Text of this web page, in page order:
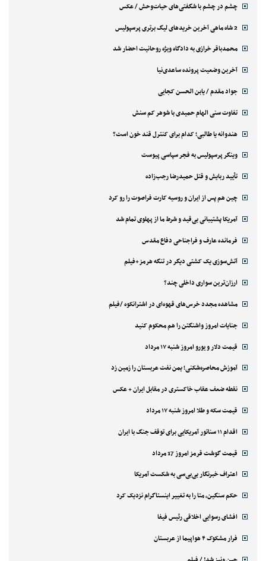
چشم در چشم با شگفتی‌های حیات‌وحش / عکس
2 شاه ماهی آخرین خریدهای لیگ برتری پرسپولیس
محمدباقر خرازی به دادگاه ویژه روحانیت احضار شد
آخرین وضعیت پرونده ساعدی‌نیا
جواد مقدم / یابن الحسن کجایی
تفاوت سنی الهام حمیدی با شوهر کم سنش
هندوانه یا طالبی؛ کدام‌ برای کنترل قند خون است؟
وینگر پرسپولیس به فجر سپاسی پیوست
تأیید ربایش و قتل حمیدرضا رجب‌زاده
چین هم پس از ایران و روسیه کارت فراصوت را رو کرد
آمریکا پشتیبانی بی‌قید و شرط ما از پهلوی تمام شد
فرمانده عارف و فراجناحی دفاع مقدس
آتش‌سوزی یک کشتی دیگر در تنگه هرمز+فیلم
ارزان‌ترین سواری داخلی چند؟
مشاهده مجدد خرس‌های قهوه‌ای در اشترانکوه /فیلم
جنایات امروز واشنگتن را هم محکوم کنید
قیمت دلار و یورو امروز شنبه ۱۷ مرداد
آموزش محاصره‌شکنی؛ یمن نفت عربستان را زمین زد
نقطه ضعف عقاب خاکستری در مقابل ایران + عکس
قیمت سکه و طلا امروز شنبه ۱۷ مرداد
اقدام ۱۱ سناتور آمریکایی برای توقف جنگ با ایران
قیمت گوشت قرمز امروز 17 مرداد
اعتراف خبرنگار بی‌بی‌سی به شکست آمریکا
حکم سنگین، متا را به تغییر اینستاگرام نزدیک کرد
افشای رسوایی اخلاقی رئیس فیفا
فرار مشکوک ۴ هواپیما از عربستان